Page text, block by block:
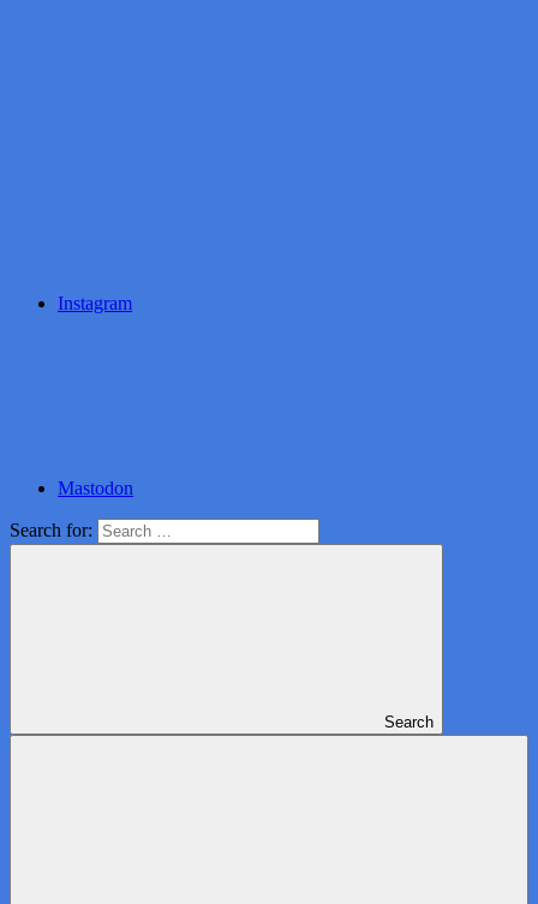
Instagram
Mastodon
Search for:
Search